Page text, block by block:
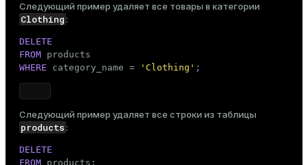
Следующий пример удаляет все товары в категории
Clothing:
DELETE
FROM
WHERE category_name = 'Clothing' ;
Следующий пример удаляет все строки из таблицы
products:
DELETE
FROM products;